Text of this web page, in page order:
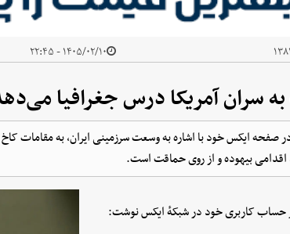
۱۴۰۵/۰۲/۱۰ - ۲۲:۴۵
به سران ‌آمریکا درس جغرافیا
ایکس خود با اشاره به وسعت سرزمینی ایران، به مقامات
اقدامی بیهوده و از روی حماقت است.
کاربری خود در شبکهٔ ایکس نوشت: